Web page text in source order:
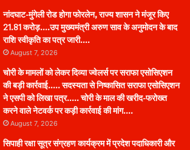
नांदघाट-मुंगेली रोड होगा फोरलेन, राज्य शासन ने मंजूर किए
21.81 करोड़….उप मुख्यमंत्री अरुण साव के अनुमोदन के बाद
राशि स्वीकृति का पत्र जारी….
August 7, 2026
चोरी के मामलों को लेकर दिव्या ज्वेलर्स पर सराफा एसोसिएशन
की बड़ी कार्रवाई….. सदस्यता से निष्कासित सराफा एसोसिएशन
ने एसपी को लिखा पत्र….. चोरी के माल की खरीद-फरोख्त
करने वाले नेटवर्क पर कड़ी कार्रवाई की मांग….
August 7, 2026
सिपाही रक्षा सूत्र संग्रहण कार्यक्रम में प्रदेश पदाधिकारी और